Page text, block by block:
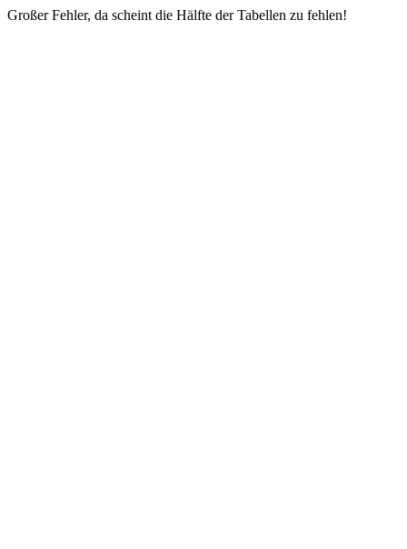
Großer Fehler, da scheint die Hälfte der Tabellen zu fehlen!